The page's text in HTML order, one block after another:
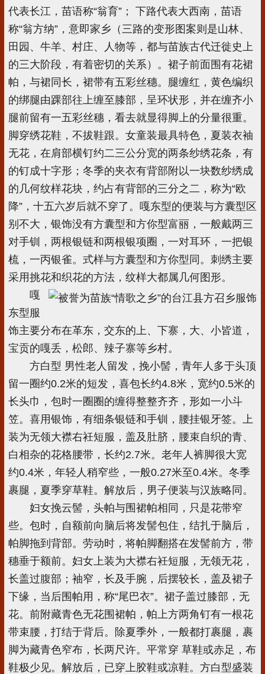
代表长江，苗语称“翁育”； 下路代表大西南，苗语
称“翁方纳”，意即家乡（三路的变形图案则是山林、
田园、牛羊、村庄、人物等，都与苗族古代迁徙史上
的三大阶段，有着密切的关系）。裙子前面围有花裙
帕，与裙同长，裙带有五彩丝穗。腿缠红，黄色编织
的绑腿由踝部往上缠至膝部，呈环状形，并在缠齐小
腿前留有一五彩丝穗，看去就显得脚上的分量很重。
脚穿绣花鞋，不拔鞋跟。女童装最具特色，夏装衣袖
无花，在肩部横钉约二三公分宽的两条纱绣花条，有
的钉成十字形；冬季的夹衣有背部附以一块数纱绣成
的几何纹样花块，约占有背部的三分之二，称为“欧
降”，十五六岁后就不穿了。嘎东型的便装与方囊型区
别不大，银饰没有方囊型和方你型富丽，一般戴两三
对手钏，两根银链和两根银项圈，一对耳环，一把银
梳，一丙银雀。式样与方囊型和方你型同。刺绣主要
采用挑花和织花的方法，纹样大都属几何图形。
嘎
东型服
饰主要分布在革东，交东的上、下寨，大、小皆道，
宝贡的嘎丢，松郎、辣子寨等乡村。
方白型 男性老人留发，挽小髻，青年人多于头顶
留一圈约0.2米的短发，喜包长约4.8米，宽约0.5米的
长头巾，包时一圈圈的缠得整整齐齐，形如一小斗
笠。喜用银饰，有细条银链和手钏，腰挂银牙签。上
装为无领大襟右衽短服，盖及肚脐，腰束自织的青、
白相杂的花格腰带，长约2.7米。老年人裤脚很大宽
约0.4米，年轻人稍窄些，一般0.27米至0.4米。冬季
裹腿，夏季穿草鞋。解放后，男子便装与汉族略同。
妇女挽云髻，头帕与围裙帕相同，只是花带窄
些。包时，自额前向脑后将发髻包住，结扎于脑后，
帕脚拖到背部。劳动时，将帕脚翻搭在发髻前方，带
穗垂于额前。妇女上装为大襟右衽短服，无领无花，
长盖过腹部；袖窄，长及手腕，后摆较长，盖及裙子
下缘，当后围帕用，称“尾巴衣”。裙子盖过膝部，无
花。前附藏青色无花围裙帕，帕上方两角钉有一根花
带束腰，打结于背后。除夏季外，一般都打裹腿，裹
脚为藏青色窄布，长两尺许。平常穿 草鞋或赤足，布
鞋极少见。解放后，已穿上胶鞋或凉鞋。方白型盛装